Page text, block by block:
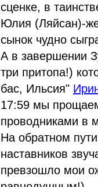
сценке, в
Юлия (Ляйсан)-
сынок чудно
А в завершении
три притопа!)
бас, Ильсия"
17:59 мы
проводниками в
На обратном
наставников
превзошло мои